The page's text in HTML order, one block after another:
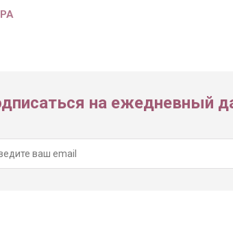
на ежедневный